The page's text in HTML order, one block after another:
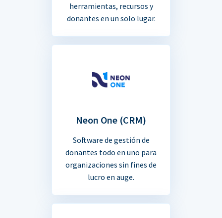
herramientas, recursos y
donantes en un solo lugar.
Neon One (CRM)
Software de gestión de
donantes todo en uno para
organizaciones sin fines de
lucro en auge.